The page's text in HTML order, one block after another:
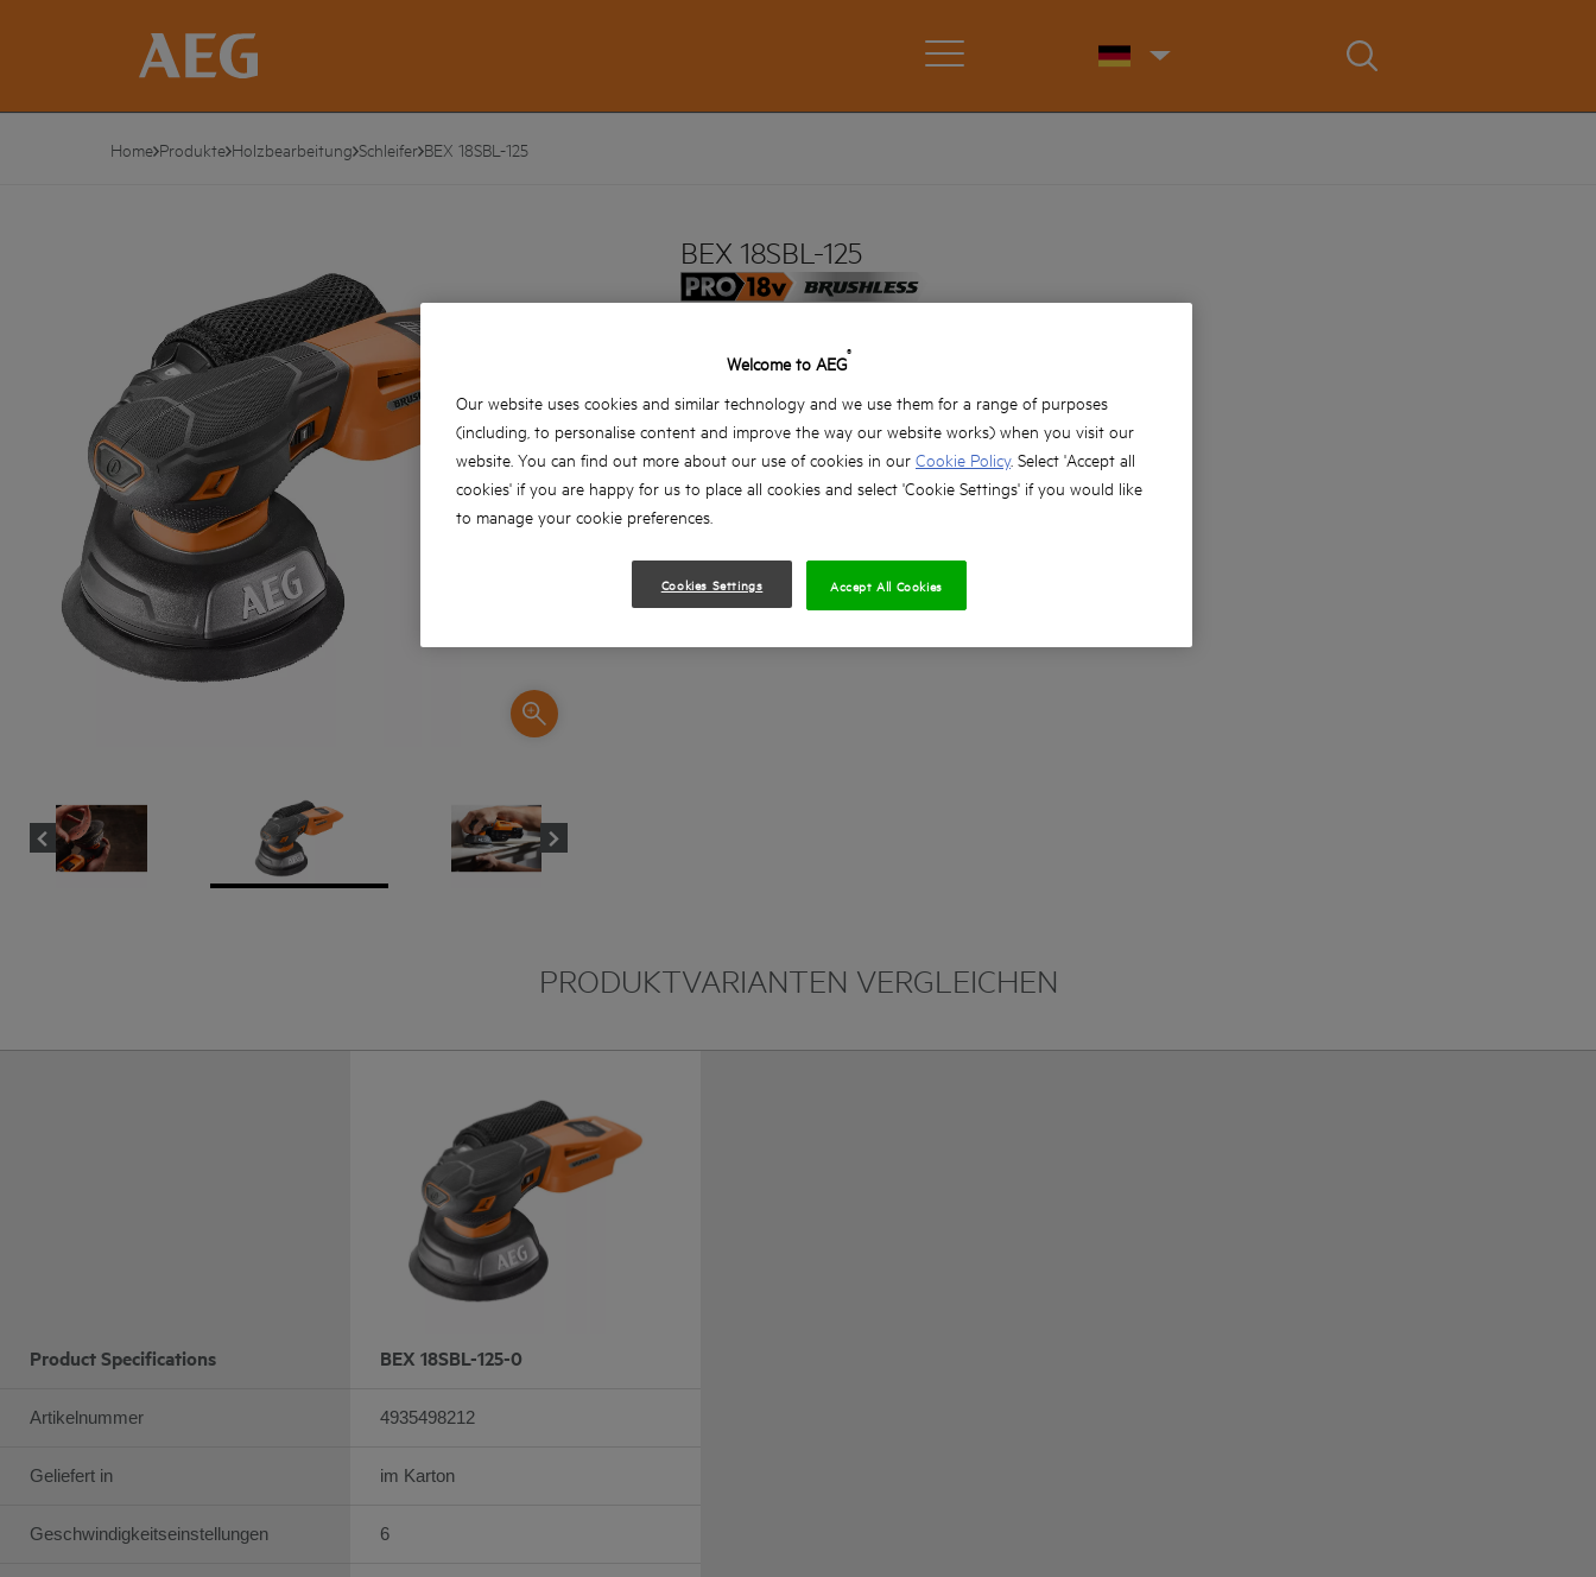
Home Produkte Holzbearbeitung Schleifer BEX 18SBL-125
BEX 18SBL-125
Produktvarianten: x1
PRODUKTVARIANTEN VERGLEICHEN
Product Specifications
Artikelnummer
Geliefert in
Geschwindigkeitseinstellungen
BEX 18SBL-125-0
4935498212
im Karton
6
Welcome to AEG®
Our website uses cookies and similar technology and we use them for a range of purposes
(including, to personalise content and improve the way our website works) when you visit our
website. You can find out more about our use of cookies in our Cookie Policy. Select 'Accept all
cookies' if you are happy for us to place all cookies and select 'Cookie Settings' if you would like
to manage your cookie preferences.
Cookies Settings Accept All Cookies